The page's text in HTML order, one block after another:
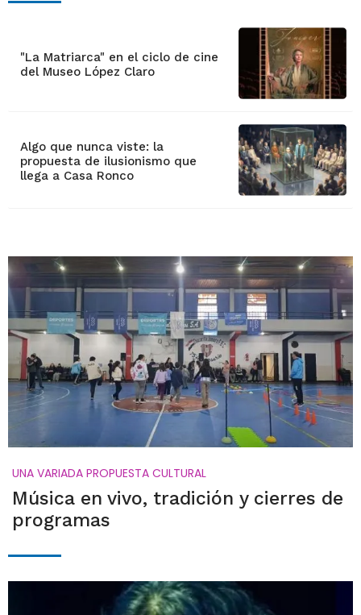
"La Matriarca" en el ciclo de cine
del Museo López Claro
Algo que nunca viste: la
propuesta de ilusionismo que
llega a Casa Ronco
UNA VARIADA PROPUESTA CULTURAL
Música en vivo, tradición y cierres de
programas